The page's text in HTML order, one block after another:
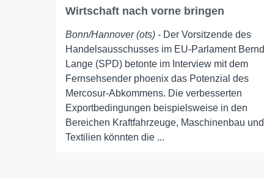
Wirtschaft nach vorne bringen
Bonn/Hannover (ots) - Der Vorsitzende des
Handelsausschusses im EU-Parlament Bernd
Lange (SPD) betonte im Interview mit dem
Fernsehsender phoenix das Potenzial des
Mercosur-Abkommens. Die verbesserten
Exportbedingungen beispielsweise in den
Bereichen Kraftfahrzeuge, Maschinenbau und
Textilien könnten die ...